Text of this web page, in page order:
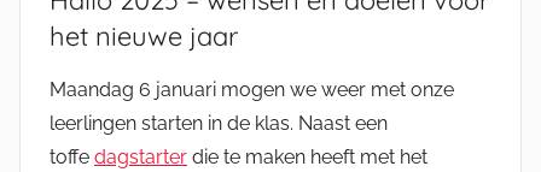
het nieuwe jaar
Maandag 6 januari mogen we weer met onze
leerlingen starten in de klas. Naast een
toffe dagstarter die te maken heeft met het